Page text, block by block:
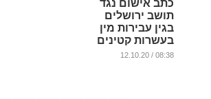
כתב אישום נגד
תושב ירושלים
בגין עבירות מין
בעשרות קטינים
באמצעות
08:38 / 12.10.20